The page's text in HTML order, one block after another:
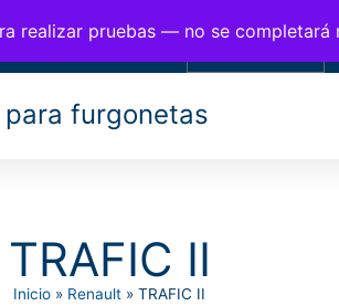
realizar pruebas — no se completará
FURGONETAS
0,00€
furgonetas
TRAFIC II
Inicio » Renault » TRAFIC II